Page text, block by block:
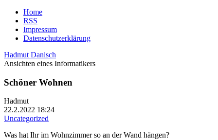
Home
RSS
Impressum
Datenschutzerklärung
Hadmut Danisch
Ansichten eines Informatikers
Schöner Wohnen
Hadmut
22.2.2022 18:24
Uncategorized
Was hat Ihr im Wohnzimmer so an der Wand hängen?